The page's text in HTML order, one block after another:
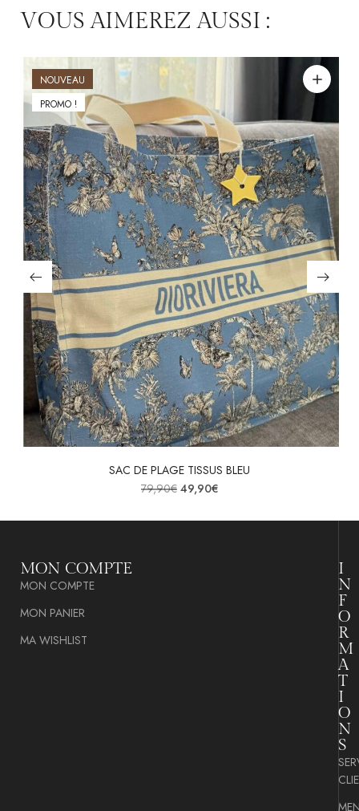
VOUS AIMEREZ AUSSI :
NOUVEAU
PROMO !
SAC DE PLAGE TISSUS BLEU
79,90€ 49,90€
MON COMPTE
MON COMPTE
MON PANIER
MA WISHLIST
I
N
F
O
R
M
A
T
I
O
N
S